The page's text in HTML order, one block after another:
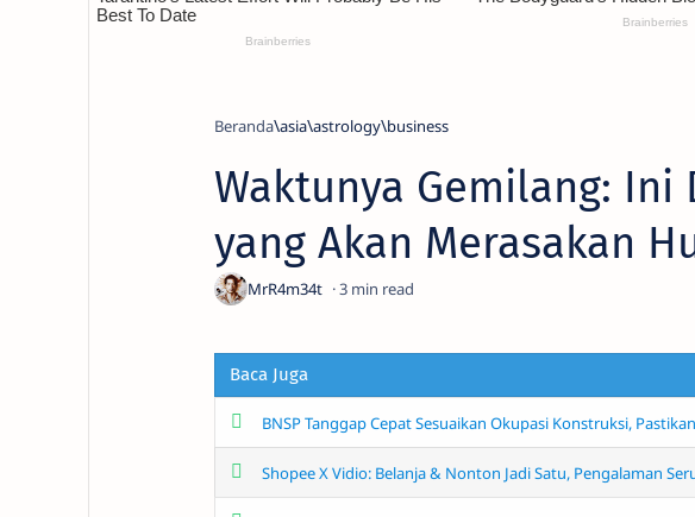
Beranda asia astrology business
Waktunya Gemilang: Ini
yang Akan Merasakan
3
Baca Juga
BNSP Tanggap Cepat Sesuaikan Okupasi Konstruksi,
Shopee X Vidio: Belanja & Nonton Jadi Satu, Pengalaman